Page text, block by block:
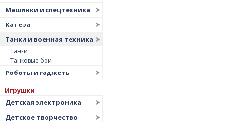
Машинки и спецтехника
Катера
Танки и военная техника
Танки
Танковые бои
Роботы и гаджеты
Игрушки
Детская электроника
Детское творчество